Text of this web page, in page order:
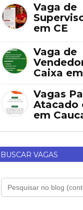
Vaga de
em CE
Vaga de
Caixa em
Vagas
Atacado
em
BUSCAR VAGAS